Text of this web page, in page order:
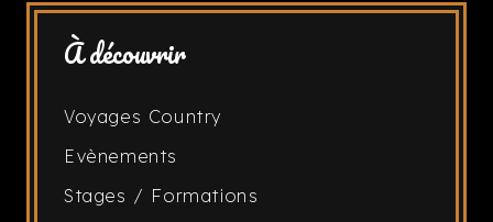
À découvrir
Voyages Country
Evènements
Stages / Formations